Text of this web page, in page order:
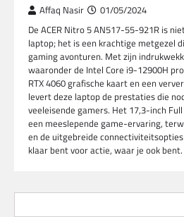
Affaq Nasir 01/05/2024
De ACER Nitro 5 AN517-55-921R is
laptop; het is een krachtige metgezel
gaming avonturen. Met zijn
waaronder de Intel Core i9-12900H
RTX 4060 grafische kaart en een
levert deze laptop de prestaties die
veeleisende gamers. Het 17,3-inch
een meeslepende game-ervaring,
en de uitgebreide
klaar bent voor actie, waar je ook bent.